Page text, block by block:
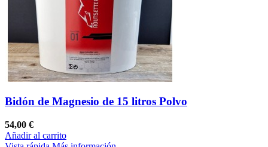
Bidón de Magnesio de 15 litros Polvo
54,00 €
Añadir al carrito